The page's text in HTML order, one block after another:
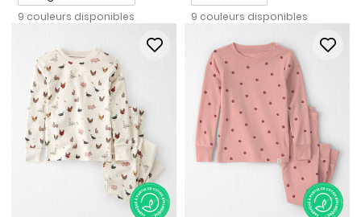
9 couleurs disponibles
9 couleurs disponibles